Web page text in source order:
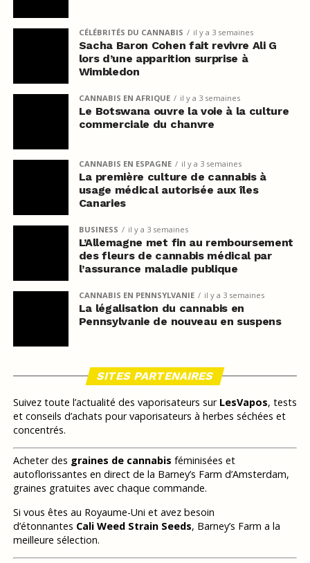
CÉLÉBRITÉS DU CANNABIS il y a 3 semaines
Sacha Baron Cohen fait revivre Ali G
lors d’une apparition surprise à
Wimbledon
CANNABIS EN AFRIQUE il y a 3 semaines
Le Botswana ouvre la voie à la culture
commerciale du chanvre
CANNABIS EN ESPAGNE il y a 3 semaines
La première culture de cannabis à
usage médical autorisée aux îles
Canaries
BUSINESS il y a 3 semaines
L’Allemagne met fin au remboursement
des fleurs de cannabis médical par
l’assurance maladie publique
CANNABIS EN PENNSYLVANIE il y a 3 semaines
La légalisation du cannabis en
Pennsylvanie de nouveau en suspens
SITES PARTENAIRES
Suivez toute l’actualité des vaporisateurs sur LesVapos, tests
et conseils d’achats pour vaporisateurs à herbes séchées et
concentrés.
Acheter des graines de cannabis féminisées et
autoflorissantes en direct de la Barney’s Farm d’Amsterdam,
graines gratuites avec chaque commande.
Si vous êtes au Royaume-Uni et avez besoin
d’étonnantes Cali Weed Strain Seeds, Barney’s Farm a la
meilleure sélection.